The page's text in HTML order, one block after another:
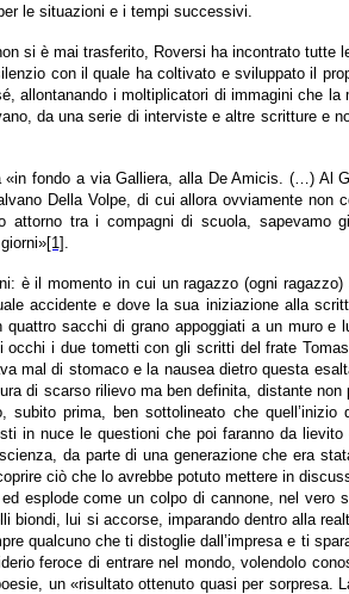
le situazioni e i tempi successivi.
si è mai trasferito, Roversi ha incontrato
con il quale ha coltivato e sviluppato il
allontanando i moltiplicatori di immagini che
da una serie di interviste e altre scritture e
«in fondo a via Galliera, alla De Amicis. (…)
Della Volpe, di cui allora ovviamente
attorno tra i compagni di scuola,
[1]
è il momento in cui un ragazzo (ogni
accidente e dove la sua iniziazione alla
sacchi di grano appoggiati a un muro
i due tometti con gli scritti del frate
mal di stomaco e la nausea dietro questa
di scarso rilievo ma ben definita, distante
subito prima, ben sottolineato che
in nuce le questioni che poi faranno da
da parte di una generazione che era
ciò che lo avrebbe potuto mettere in
esplode come un colpo di cannone, nel
biondi, lui si accorse, imparando dentro alla
qualcuno che ti distoglie dall’impresa e ti
feroce di entrare nel mondo, volendolo
un «risultato ottenuto quasi per